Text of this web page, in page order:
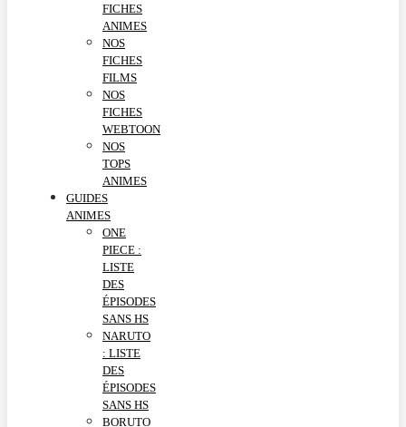
FICHES
ANIMES
NOS
FICHES
FILMS
NOS
FICHES
WEBTOON
NOS
TOPS
ANIMES
GUIDES
ANIMES
ONE
PIECE :
LISTE
DES
ÉPISODES
SANS HS
NARUTO
: LISTE
DES
ÉPISODES
SANS HS
BORUTO